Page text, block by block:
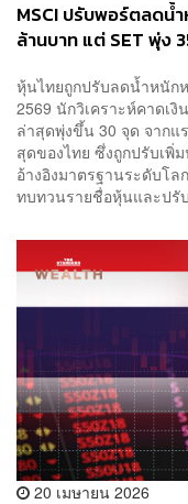
MSCI ปรับพอร์ตลดน้
ล้านบาท แต่ SET พุ่ง
หุ้นไทยถูกปรับลดน้ำหนัก
2569 นักวิเคราะห์คาดเ
ล่าสุดพุ่งขึ้น 30 จุด จากแ
สุดของไทย ซึ่งถูกปรับเ
อ้างอิงมาตรฐานระดับโ
ทบทวนรายชื่อหุ้นและปรั
20 เมษายน 2026